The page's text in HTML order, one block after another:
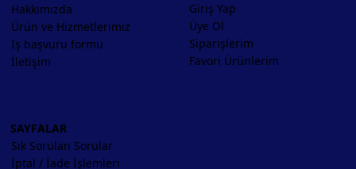
Hakkımızda
Ürün ve Hizmetlerimiz
İş başvuru formu
İletişim
Giriş Yap
Üye Ol
Siparişlerim
Favori Ürünlerim
SAYFALAR
Sık Sorulan Sorular
İptal / İade İşlemleri